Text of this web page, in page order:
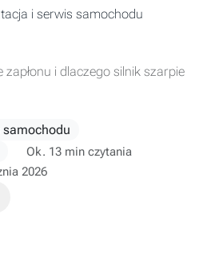
i serwis samochodu
i dlaczego silnik szarpie
Ok. 13 min czytania
2026